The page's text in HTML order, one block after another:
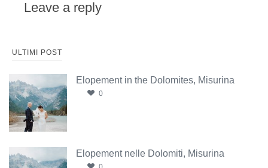
Leave a reply
ULTIMI POST
Elopement in the Dolomites, Misurina
0
Elopement nelle Dolomiti, Misurina